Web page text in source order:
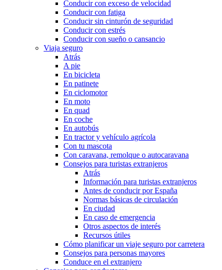
Conducir con exceso de velocidad
Conducir con fatiga
Conducir sin cinturón de seguridad
Conducir con estrés
Conducir con sueño o cansancio
Viaja seguro
Atrás
A pie
En bicicleta
En patinete
En ciclomotor
En moto
En quad
En coche
En autobús
En tractor y vehículo agrícola
Con tu mascota
Con caravana, remolque o autocaravana
Consejos para turistas extranjeros
Atrás
Información para turistas extranjeros
Antes de conducir por España
Normas básicas de circulación
En ciudad
En caso de emergencia
Otros aspectos de interés
Recursos útiles
Cómo planificar un viaje seguro por carretera
Consejos para personas mayores
Conduce en el extranjero